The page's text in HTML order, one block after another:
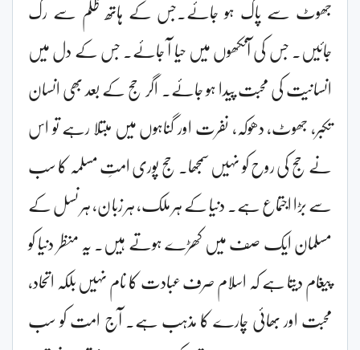
جھوٹ سے پاک ہو جائے۔جس کے ہاتھ ظلم سے رک
جائیں۔ جس کی آنکھوں میں حیا آ جائے۔ جس کے دل میں
انسانیت کی محبت پیدا ہو جائے۔ اگر حج کے بعد بھی انسان
تکبر، جھوٹ، دھوکہ، نفرت اور گناہوں میں مبتلا رہے تو اس
نے حج کی روح کو نہیں سمجھا۔ حج پوری امتِ مسلمہ کا سب
سے بڑا اجتماع ہے۔ دنیا کے ہر ملک، ہر زبان، ہر نسل کے
مسلمان ایک صف میں کھڑے ہوتے ہیں۔ یہ منظر دنیا کو
پیغام دیتا ہے کہ اسلام صرف عبادت کا نام نہیں بلکہ اتحاد،
محبت اور بھائی چارے کا مذہب ہے۔ آج امت کو سب